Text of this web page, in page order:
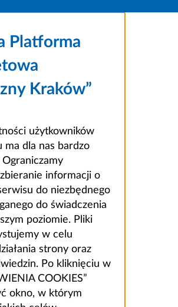
Platforma
Kraków”
użytkowników
ma dla nas bardzo
informacji o
do niezbędnego
do świadczenia
poziomie. Pliki
w celu
strony oraz
Po kliknięciu w
COOKIES”
okno, w którym